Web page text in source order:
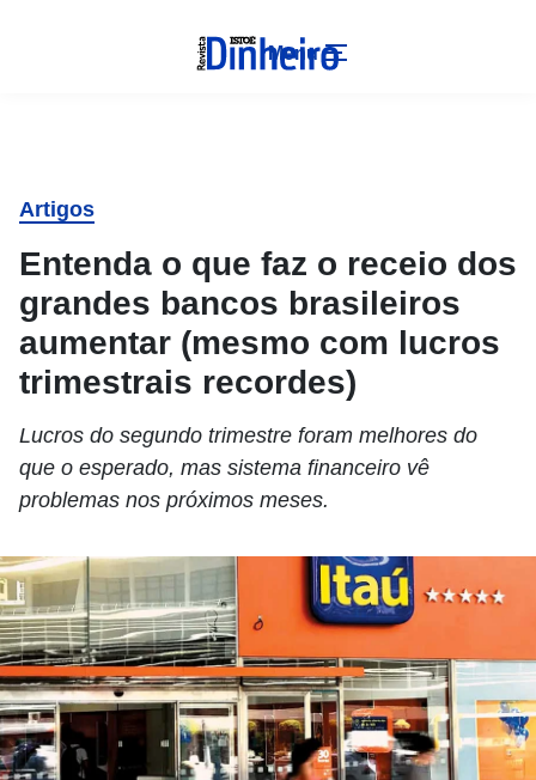
Menu
Artigos
Entenda o que faz o receio dos
grandes bancos brasileiros
aumentar (mesmo com lucros
trimestrais recordes)
Lucros do segundo trimestre foram melhores do
que o esperado, mas sistema financeiro vê
problemas nos próximos meses.